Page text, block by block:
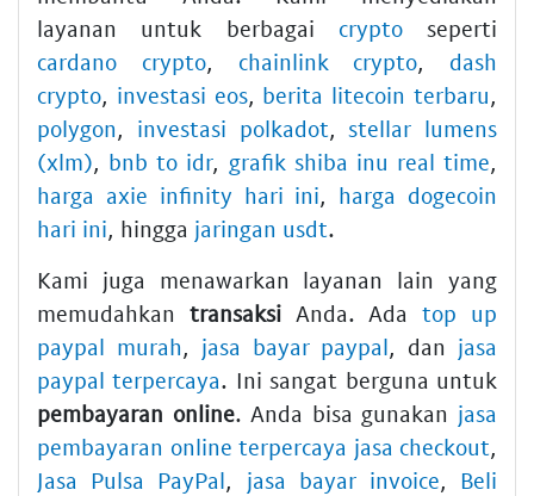
layanan untuk berbagai cryptoseperti
cardano crypto, chainlink crypto, dash
crypto, investasi eos, berita litecoin terbaru,
polygon, investasi polkadot,stellar lumens
(xlm), bnb to idr, grafik shiba inu real time,
harga axie infinity hari ini, harga dogecoin
hari ini, hingga jaringan usdt.
Kami juga menawarkan layanan lain yang
memudahkan transaksiAnda. Adatop up
paypal murah, jasa bayar paypal, dan jasa
paypal terpercaya. Ini sangat berguna untuk
pembayaran online. Anda bisa gunakan jasa
pembayaran online terpercaya jasa checkout,
Jasa Pulsa PayPal, jasa bayar invoice, Beli